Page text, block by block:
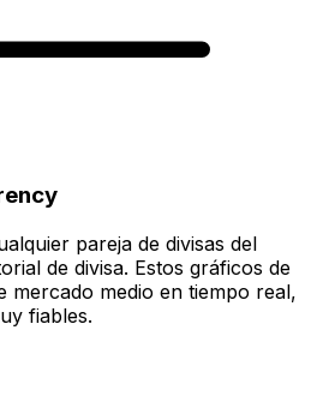
pareja de divisas del
de divisa. Estos gráficos de
mercado medio en tiempo real,
fiables.